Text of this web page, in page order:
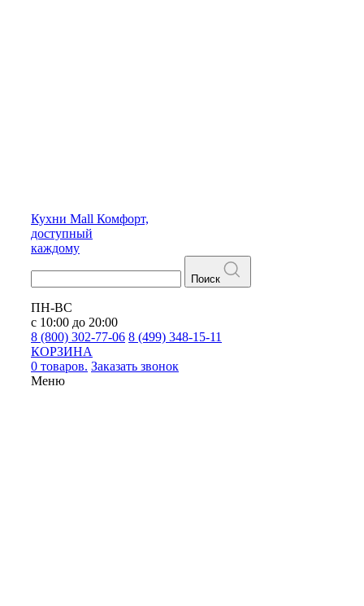
Кухни Mall Комфорт,
доступный
каждому
Поиск
ПН-ВС
с 10:00 до 20:00
8 (800) 302-77-06 8 (499) 348-15-11
КОРЗИНА
0 товаров. Заказать звонок
Меню